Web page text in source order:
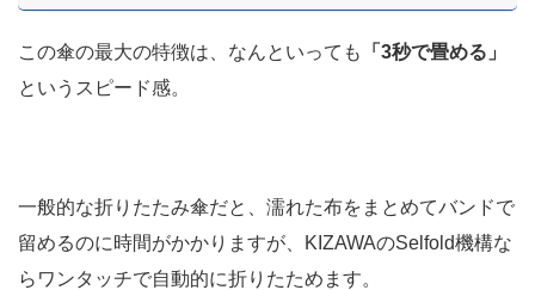
この傘の最大の特徴は、なんといっても
「3秒で畳める」
というスピード感。
一般的な折りたたみ傘だと、濡れた布をまとめてバンドで
留めるのに時間がかかりますが、KIZAWAのSelfold機構な
らワンタッチで自動的に折りたためます。